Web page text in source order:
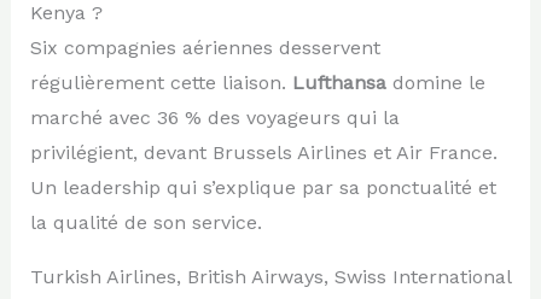
Kenya ?
Six compagnies aériennes desservent
régulièrement cette liaison. Lufthansadomine le
marché avec 36 % des voyageurs qui la
privilégient, devant Brussels Airlines et Air France.
Un leadership qui s’explique par sa ponctualité et
la qualité de son service.
Turkish Airlines, British Airways, Swiss International